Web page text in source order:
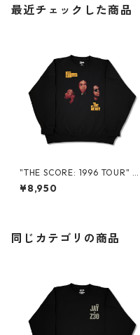
最近チェックした商品
"THE SCORE: 1996 TOUR" 3
0 YEARS CREWNECK SWEAT
¥8,950
同じカテゴリの商品